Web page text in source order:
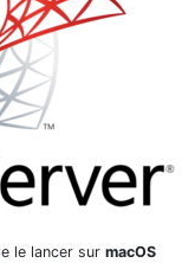
le lancer sur macOS